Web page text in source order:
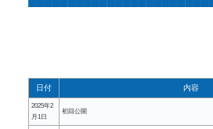
日付 内容
2025年2
月1日
初回公開